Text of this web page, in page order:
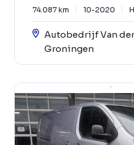
74.087 km 10-2020
Autobedrijf Van der
Groningen